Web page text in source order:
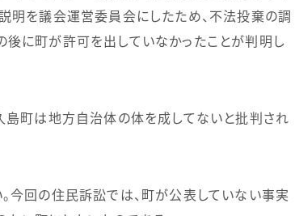
明を議会運営委員会にしたため、不法投棄の調
後に町が許可を出していなかったことが判明し
島町は地方自治体の体を成してないと批判され
今回の住民訴訟では、町が公表していない事実